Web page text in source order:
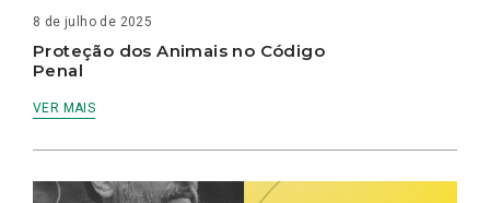
8 de julho de 2025
Proteção dos Animais no Código
Penal
VER MAIS